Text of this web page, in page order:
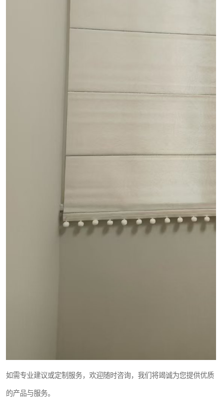
如需专业建议或定制服务，欢迎随时咨询，我们将竭诚为您提供优质
的产品与服务。